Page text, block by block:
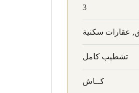
3
عقارات سكنية
تشطيب كامل
كــاش